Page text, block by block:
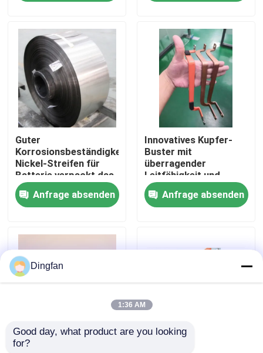
Produkte
Über uns
Fabrik-Ausflug
Qualitätskontrolle
Treten Sie mit uns in Verbindung
Nachrichten
Fordern Sie ein Zitat
Streifen aus reinem Nickel
Nickel überzogener Stahlstreifen
Guter
Korrosionsbeständigkeits-
Nickel-Streifen für
Batterie verpackt das
Schweißen
Anfrage absenden
Innovatives Kupfer-
Buster mit
überragender
Leitfähigkeit und
Wärmebeständigkeit
Anfrage absenden
Kraftvolle Nickel-
Dingfan
1:36 AM
Good day, what product are you looking
for?